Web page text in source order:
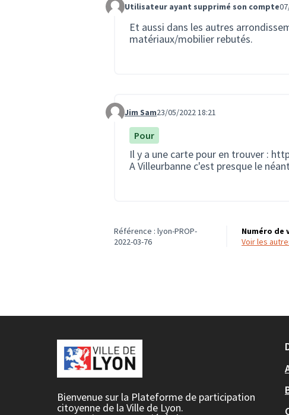
Commentaire 673
Utilisateur ayant supprimé son compte
Et aussi dans les autres
matériaux/mobilier rebutés.
Commentaire 1018
Jim Sam23/05/2022 18:21
Pour
Il y a une carte pour en trouver :
A Villeurbanne c'est presque le
Référence : lyon-PROP-
2022-03-76
Numéro de
voir les
Bienvenue sur la Plateforme de participation
citoyenne de la Ville de Lyon.